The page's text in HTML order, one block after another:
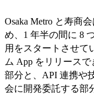
Osaka Metro と寿商
め、1 年半の間に 8
用をスタートさせて
ム App をリリース
部分と、API 連携や
会に開発委託する部